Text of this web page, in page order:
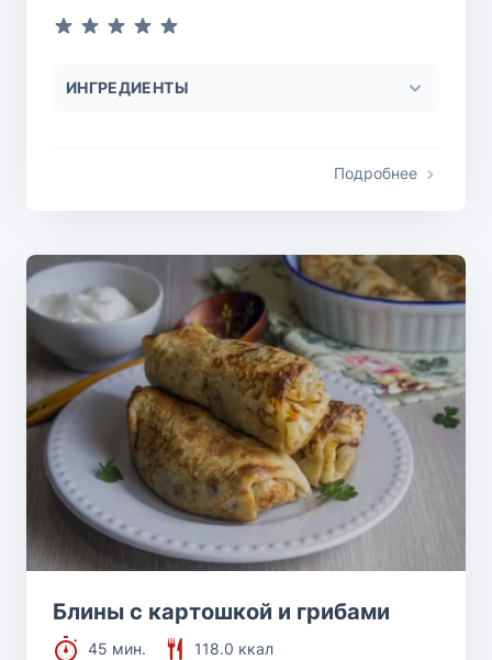
ИНГРЕДИЕНТЫ
Подробнее
Блины с картошкой и грибами
45 мин.
118.0 ккал